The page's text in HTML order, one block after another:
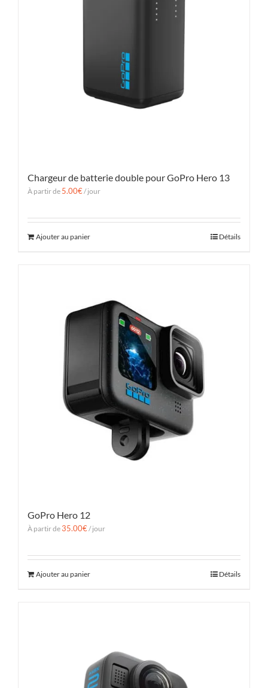
Chargeur de batterie double pour GoPro Hero 13
À partir de 5.00€/ jour
Ajouter au panier Détails
GoPro Hero 12
À partir de35.00€/ jour
Ajouter au panier Détails